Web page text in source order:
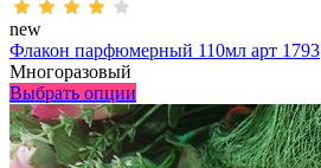
new
Флакон парфюмерный 110мл арт 1793
Многоразовый
Выбрать опции